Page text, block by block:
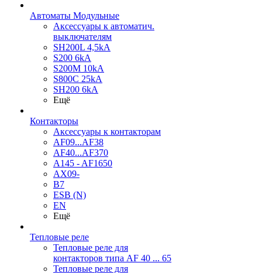
Автоматы Модульные
Аксессуары к автоматич.
выключателям
SH200L 4,5kA
S200 6kA
S200M 10kA
S800C 25kA
SH200 6kA
Ещё
Контакторы
Аксессуары к контакторам
AF09...AF38
AF40...AF370
A145 - AF1650
AX09-
B7
ESB (N)
EN
Ещё
Тепловые реле
Тепловые реле для
контакторов типа AF 40 ... 65
Тепловые реле для